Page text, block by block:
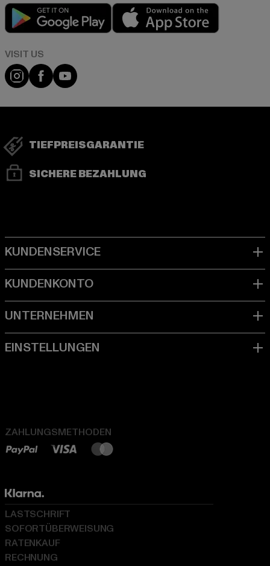
Play market
Visit our Instagram page:
Visit our Facebook page:
Visit our YouTube channel:
TIEFPREISGARANTIE
SICHERE BEZAHLUNG
ZAHLUNGSMETHODEN
LASTSCHRIFT
SOFORTÜBERWEISUNG
RATENKAUF
RECHNUNG